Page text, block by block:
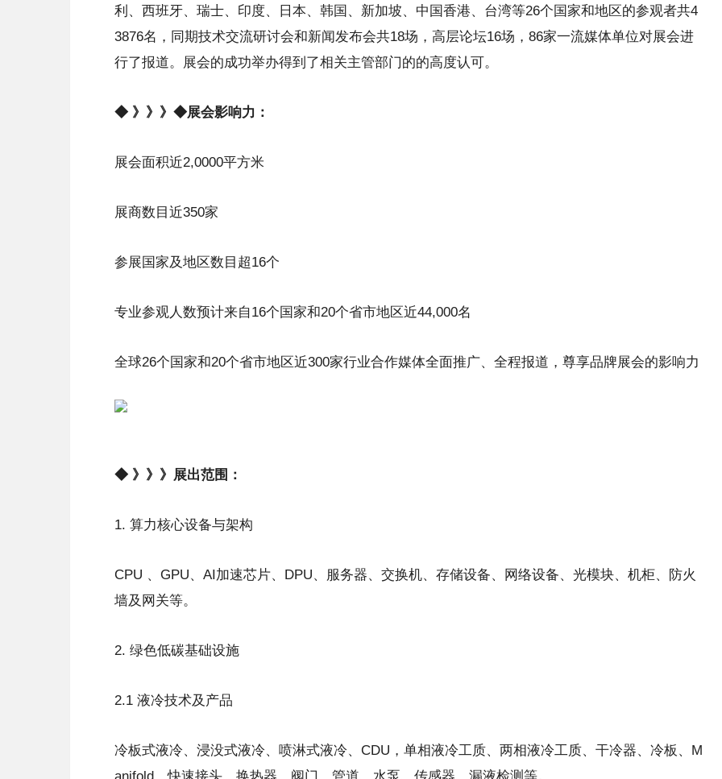
利、西班牙、瑞士、印度、日本、韩国、新加坡、中国香港、台湾等26个国家和地区的参观者共4
3876名，同期技术交流研讨会和新闻发布会共18场，高层论坛16场，86家一流媒体单位对展会进
行了报道。展会的成功举办得到了相关主管部门的的高度认可。
◆ 》》》◆展会影响力：
展会面积近2,0000平方米
展商数目近350家
参展国家及地区数目超16个
专业参观人数预计来自16个国家和20个省市地区近44,000名
全球26个国家和20个省市地区近300家行业合作媒体全面推广、全程报道，尊享品牌展会的影响力
◆ 》》》展出范围：
1. 算力核心设备与架构
CPU 、GPU、AI加速芯片、DPU、服务器、交换机、存储设备、网络设备、光模块、机柜、防火
墙及网关等。
2. 绿色低碳基础设施
2.1 液冷技术及产品
冷板式液冷、浸没式液冷、喷淋式液冷、CDU，单相液冷工质、两相液冷工质、干冷器、冷板、M